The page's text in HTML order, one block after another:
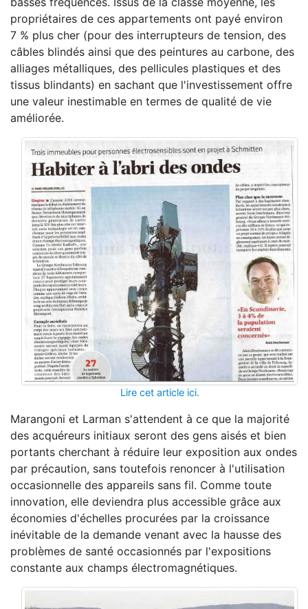
propriétaires de ces appartements ont payé environ
7 % plus cher (pour des interrupteurs de tension, des
câbles blindés ainsi que des peintures au carbone, des
alliages métalliques, des pellicules plastiques et des
tissus blindants) en sachant que l'investissement offre
une valeur inestimable en termes de qualité de vie
améliorée.
Lire cet article ici.
Marangoni et Larman s'attendent à ce que la majorité
des acquéreurs initiaux seront des gens aisés et bien
portants cherchant à réduire leur exposition aux ondes
par précaution, sans toutefois renoncer à l'utilisation
occasionnelle des appareils sans fil. Comme toute
innovation, elle deviendra plus accessible grâce aux
économies d'échelles procurées par la croissance
inévitable de la demande venant avec la hausse des
problèmes de santé occasionnés par l'expositions
constante aux champs électromagnétiques.